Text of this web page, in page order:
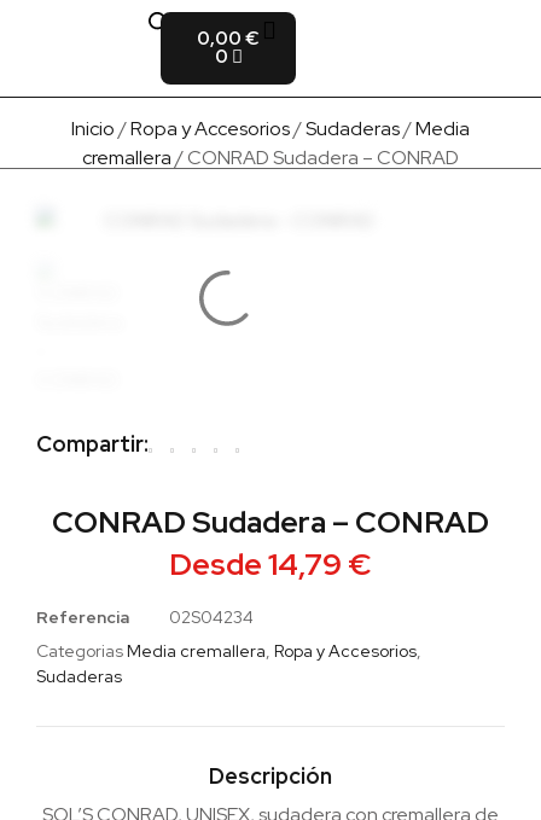
0,00€
0
Inicio/Ropa y Accesorios/Sudaderas/Media
cremallera/ CONRAD Sudadera – CONRAD
CONRAD Sudadera – CONRAD
Desde14,79 €
Referencia
02S04234
Categorias Media cremallera, Ropa y Accesorios,
Sudaderas
Descripción
SOL’S CONRAD, UNISEX, sudadera con cremallera de
Compartir: